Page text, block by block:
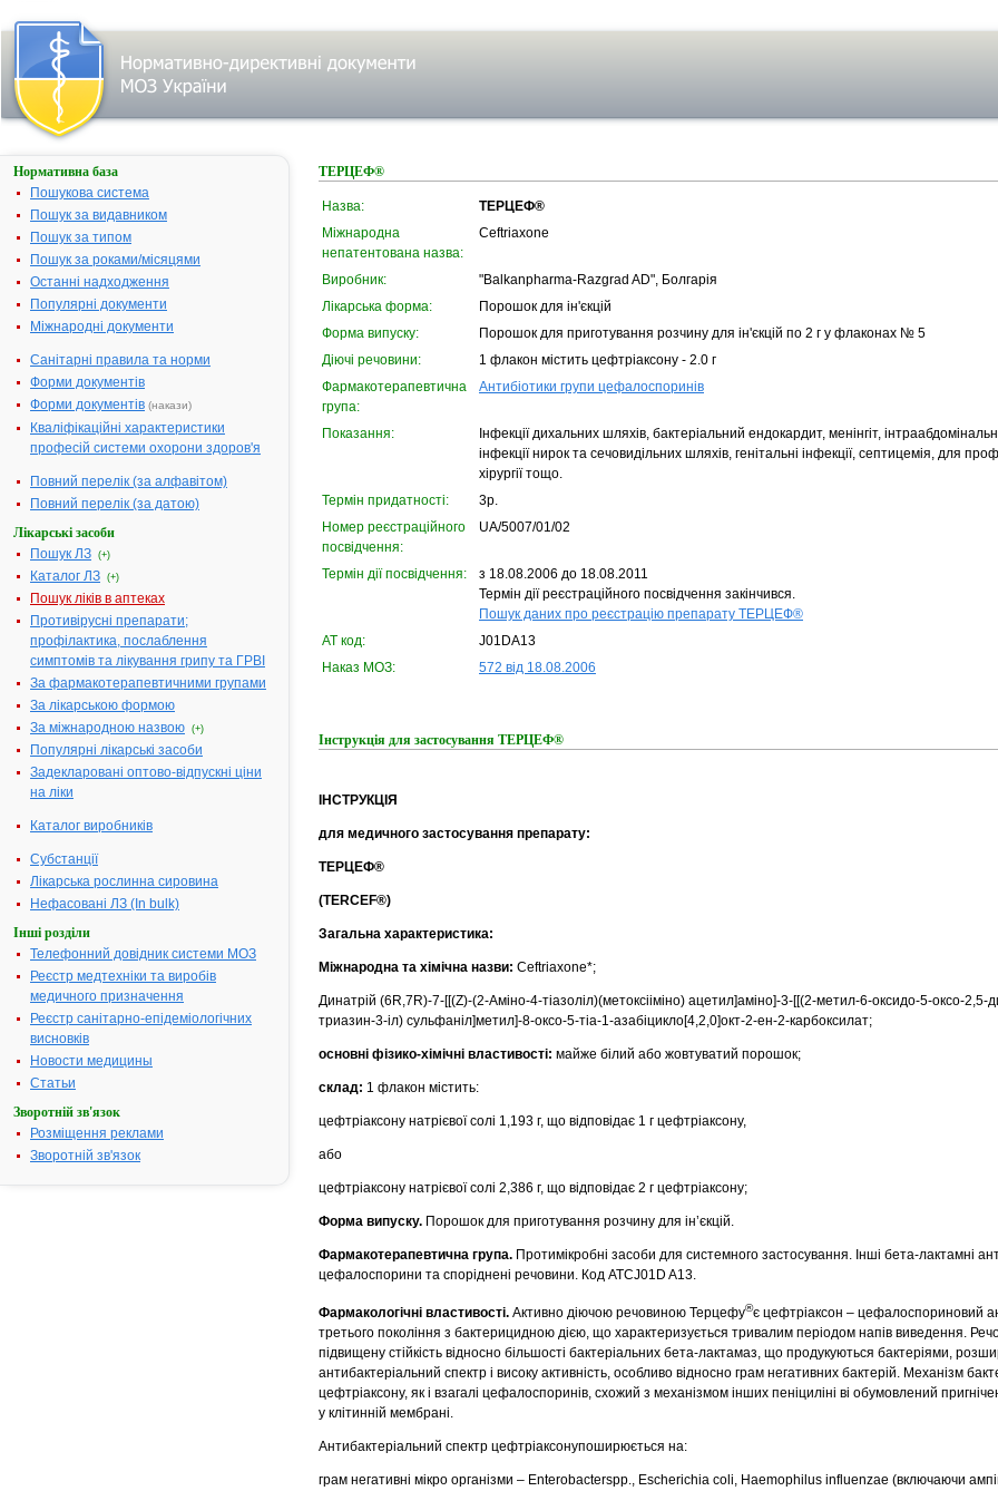
Нормативна база
Пошукова система
Пошук за видавником
Пошук за типом
Пошук за роками/місяцями
Останні надходження
Популярні документи
Міжнародні документи
Санітарні правила та норми
Форми документів
Форми документів (накази)
Кваліфікаційні характеристики
професій системи охорони здоров'я
Повний перелік (за алфавітом)
Повний перелік (за датою)
Лікарські засоби
Пошук ЛЗ (+)
Каталог ЛЗ (+)
Пошук ліків в аптеках
Противірусні препарати;
профілактика, послаблення
симптомів та лікування грипу та ГРВІ
За фармакотерапевтичними групами
За лікарською формою
За міжнародною назвою (+)
Популярні лікарські засоби
Задекларовані оптово-відпускні ціни
на ліки
Каталог виробників
Субстанції
Лікарська рослинна сировина
Нефасовані ЛЗ (In bulk)
Інші розділи
Телефонний довідник системи МОЗ
Реєстр медтехніки та виробів
медичного призначення
Реєстр санітарно-епідеміологічних
висновків
Новости медицины
Статьи
Зворотній зв'язок
Розміщення реклами
Зворотній зв'язок
ТЕРЦЕФ®
Назва:
ТЕРЦЕФ®
Міжнародна
непатентована назва:
Ceftriaxone
Виробник:
"Balkanpharma-Razgrad AD", Болгарія
Лікарська форма:
Порошок для ін'єкцій
Форма випуску:
Порошок для приготування розчину для ін'єкцій по 2 г у флаконах № 5
Діючі речовини:
1 флакон містить цефтріаксону - 2.0 г
Фармакотерапевтична
група:
Антибіотики групи цефалоспоринів
Показання:
Інфекції дихальних шляхів, бактеріальний ендокардит, менінгіт,
інфекції нирок та сечовидільних шляхів, генітальні інфекції, септицемія, для
хірургії тощо.
Термін придатності:
3р.
Номер реєстраційного
посвідчення:
UA/5007/01/02
Термін дії посвідчення:
з 18.08.2006 до 18.08.2011
Термін дії реєстраційного посвідчення закінчився.
Пошук даних про реєстрацію препарату ТЕРЦЕФ®
АТ код:
J01DA13
Наказ МОЗ:
572 від 18.08.2006
Інструкція для застосування ТЕРЦЕФ®
ІНСТРУКЦІЯ
для медичного застосування препарату:
ТЕРЦЕФ®
(TERCEF®)
Загальна характеристика:
Міжнародна та хімічна назви: Сeftriaxone*;
Динатрій (6R,7R)-7-[[(Z)-(2-Аміно-4-тіазоліл)(метоксііміно) ацетил]аміно]-3-[[(2-метил-6-оксидо-5-оксо-2,5-
триазин-3-іл) сульфаніл]метил]-8-оксо-5-тіа-1-азабіцикло[4,2,0]окт-2-ен-2-карбоксилат;
основні фізико-хімічні властивості: майже білий або жовтуватий порошок;
склад: 1 флакон містить:
цефтріаксону натрієвої солі 1,193 г, що відповідає 1 г цефтріаксону,
або
цефтріаксону натрієвої солі 2,386 г, що відповідає 2 г цефтріаксону;
Форма випуску. Порошок для приготування розчину для ін’єкцій.
Фармакотерапевтична група. Протимікробні засоби для системного застосування. Інші бета-лактамні
цефалоспорини та споріднені речовини. Код АТСJ01D A13.
Фармакологічні властивості. Активно діючою речовиною Терцефу®є цефтріаксон – цефалоспориновий
третього покоління з бактерицидною дією, що характеризується тривалим періодом напів виведення.
підвищену стійкість відносно більшості бактеріальних бета-лактамаз, що продукуються бактеріями,
антибактеріальний спектр і високу активність, особливо відносно грам негативних бактерій. Механізм
цефтріаксону, як і взагалі цефалоспоринів, схожий з механізмом інших пеніциліні ві обумовлений
у клітинній мембрані.
Антибактеріальний спектр цефтріаксонупоширюється на:
грам негативні мікро організми – Enterobacterspp., Escherichia coli, Haemophilus influenzae (включаючи